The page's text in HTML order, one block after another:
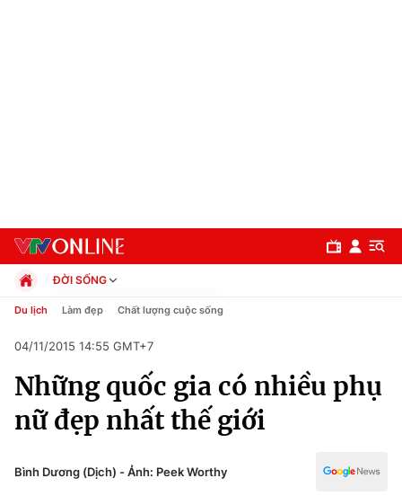
Chuyên mục
Chính trị
ĐỜI SỐNG
Chính trị
Pháp luật
Kinh tế
Thể thao
Truyền hình
Y tế
Du lịch Làm đẹp Chất lượng cuộc sống
04/11/2015 14:55 GMT+7
Những quốc gia có nhiều phụ
nữ đẹp nhất thế giới
Bình Dương (Dịch) - Ảnh: Peek Worthy